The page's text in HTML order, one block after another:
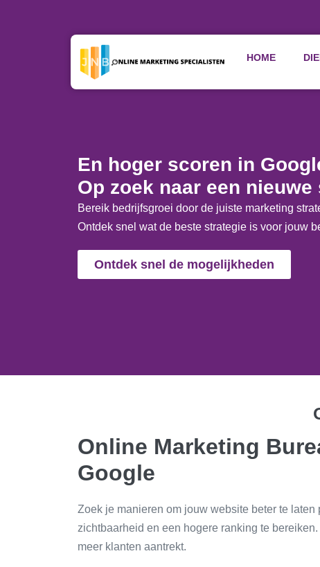
HOME
En hoger scoren in
Op zoek naar een nieuwe
Bereik bedrijfsgroei door de juiste marketing
Ontdek snel wat de beste strategie is voor jouw
Ontdek snel de mogelijkheden
Online Marketing
Google
Zoek je manieren om jouw website beter te
zichtbaarheid en een hogere ranking te
meer klanten aantrekt.